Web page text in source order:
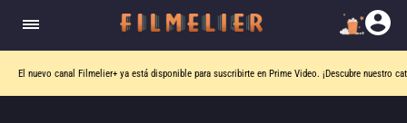
El nuevo canal Filmelier+ ya está disponible para suscribirte en Prime Video. ¡Descubre nuestro